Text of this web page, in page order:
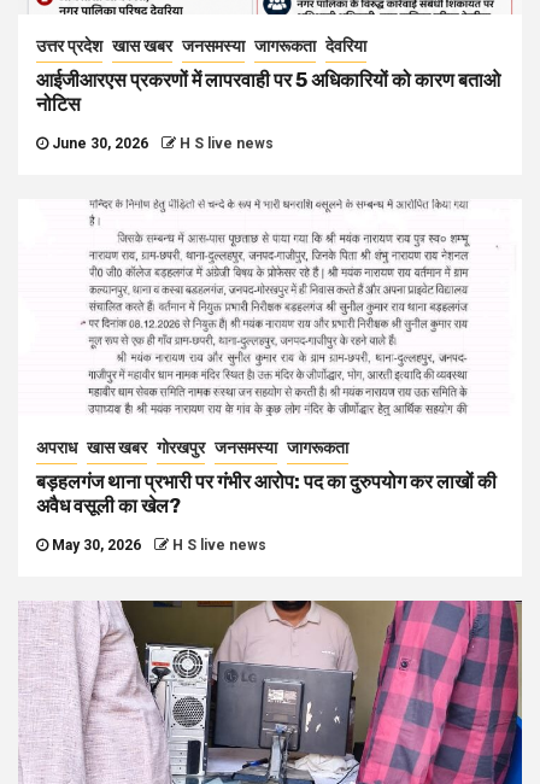
उत्तर प्रदेश खास खबर जनसमस्या जागरूकता देवरिया
आईजीआरएस प्रकरणों में लापरवाही पर 5 अधिकारियों को कारण बताओ
नोटिस
June 30, 2026 H S live news
अपराध खास खबर गोरखपुर जनसमस्या जागरूकता
बड़हलगंज थाना प्रभारी पर गंभीर आरोप: पद का दुरुपयोग कर लाखों की
अवैध वसूली का खेल?
May 30, 2026 H S live news